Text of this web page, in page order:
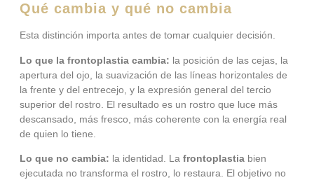
Qué cambia y qué no cambia
Esta distinción importa antes de tomar cualquier decisión.
Lo que la frontoplastia cambia: la posición de las cejas, la
apertura del ojo, la suavización de las líneas horizontales de
la frente y del entrecejo, y la expresión general del tercio
superior del rostro. El resultado es un rostro que luce más
descansado, más fresco, más coherente con la energía real
de quien lo tiene.
Lo que no cambia: la identidad. La frontoplastia bien
ejecutada no transforma el rostro, lo restaura. El objetivo no